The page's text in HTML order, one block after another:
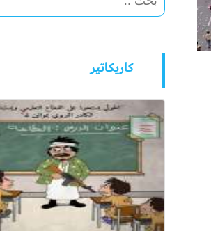
كاريكاتير